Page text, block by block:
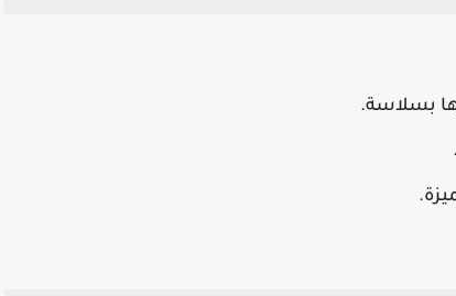
بسلاسة.